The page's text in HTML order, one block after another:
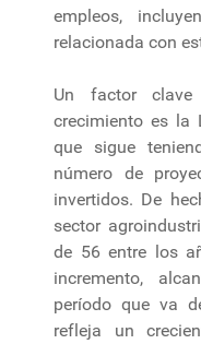
empleos,
relacionada con
Un factor
crecimiento es la
que sigue
número de
invertidos. De
sector
de 56 entre los
incremento,
período que va
refleja un